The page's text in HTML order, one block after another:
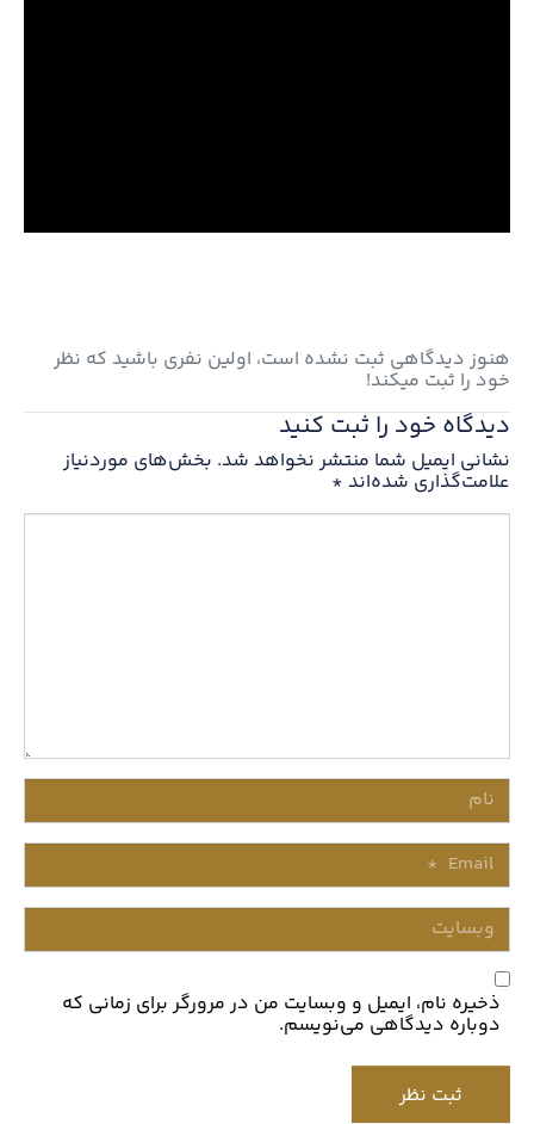
هنوز دیدگاهی ثبت نشده است، اولین نفری باشید که نظر
خود را ثبت میکند!
دیدگاه خود را ثبت کنید
نشانی ایمیل شما منتشر نخواهد شد. بخش‌های موردنیاز
علامت‌گذاری شده‌اند *
Comment
نام
Email
وبسایت
ذخیره نام، ایمیل و وبسایت من در مرورگر برای زمانی که
دوباره دیدگاهی می‌نویسم.
ثبت نظر